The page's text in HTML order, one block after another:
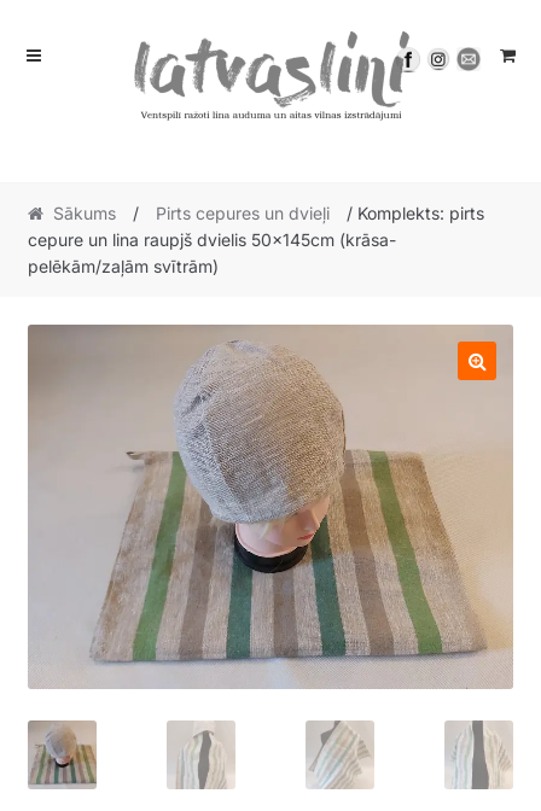
Skip
Skip
Sākums / Pirts cepures un dvieļi
/ Komplekts: pirts
cepure un lina raupjš dvielis 50x145cm (krāsa-
pelēkām/zaļām svītrām)